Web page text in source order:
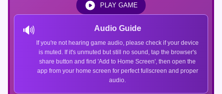
🔊 Audio Guide
If you're not hearing game audio, please check if your device
is muted. If it's unmuted but still no sound, tap the browser's
share button and find 'Add to Home Screen', then open the
app from your home screen for perfect fullscreen and proper
audio.
PLAY GAME